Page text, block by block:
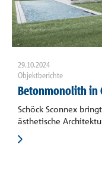
29.10.2024
Objektberichte
Betonmonolith in
Schöck Sconnex
ästhetische